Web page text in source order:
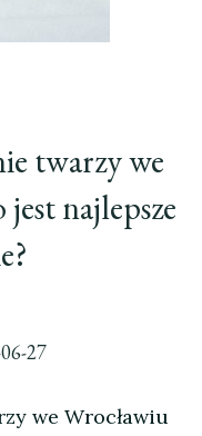
twarzy we
najlepsze
27
we Wrocławiu